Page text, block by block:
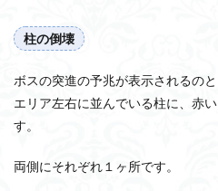
柱の倒壊
ボスの突進の予兆が表示されるのと
エリア左右に並んでいる柱に、赤
す。
両側にそれぞれ１ヶ所です。